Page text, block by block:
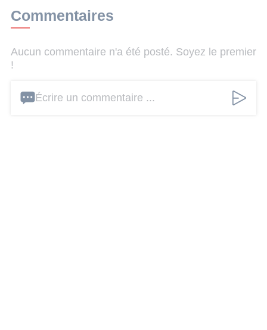
Commentaires
Aucun commentaire n'a été posté. Soyez le premier
!
Écrire un commentaire ...